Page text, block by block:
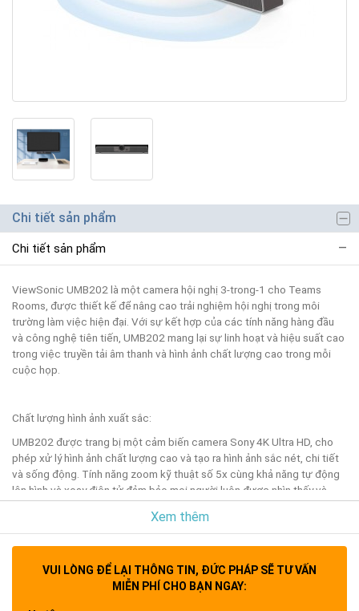
Chi tiết sản phẩm
Chi tiết sản phẩm
ViewSonic UMB202 là một camera hội nghị 3-trong-1 cho Teams
Rooms, được thiết kế để nâng cao trải nghiệm hội nghị trong môi
trường làm việc hiện đại. Với sự kết hợp của các tính năng hàng đầu
và công nghệ tiên tiến, UMB202 mang lại sự linh hoạt và hiệu suất cao
trong việc truyền tải âm thanh và hình ảnh chất lượng cao trong mỗi
cuộc họp.
Chất lượng hình ảnh xuất sắc:
UMB202 được trang bị một cảm biến camera Sony 4K Ultra HD, cho
phép xử lý hình ảnh chất lượng cao và tạo ra hình ảnh sắc nét, chi tiết
và sống động. Tính năng zoom kỹ thuật số 5x cùng khả năng tự động
lên hình và xoay điện tử đảm bảo mọi người luôn được nhìn thấy và
nghe rõ trong mọi cuộc gặp gỡ.
Với một mảng micro beamforming 6 micrô tích hợp và một loa trước
mặt có công suất 11W, UMB202 đảm bảo âm thanh rõ ràng và sống
Xem thêm
VUI LÒNG ĐỂ LẠI THÔNG TIN, ĐỨC PHÁP SẼ TƯ VẤN
MIỄN PHÍ CHO BẠN NGAY: